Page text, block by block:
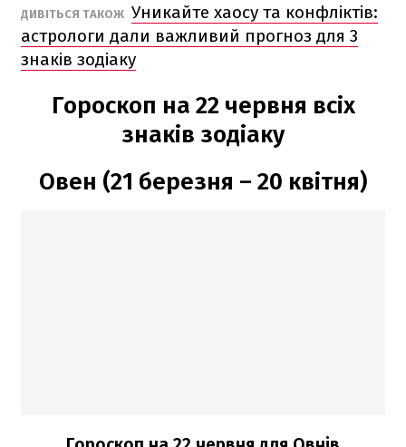
ДИВІТЬСЯ ТАКОЖ Уникайте хаосу та конфліктів:
астрологи дали важливий прогноз для 3
знаків зодіаку
Гороскоп на 22 червня всіх
знаків зодіаку
Овен (21 березня – 20 квітня)